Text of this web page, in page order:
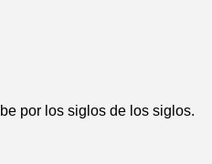
por los siglos de los siglos.